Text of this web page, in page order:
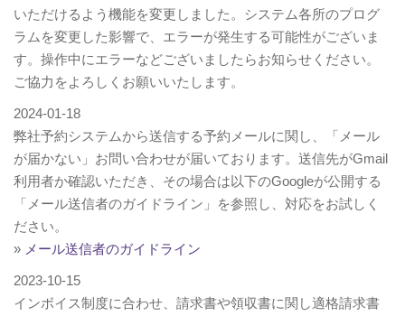
いただけるよう機能を変更しました。システム各所のプログ
ラムを変更した影響で、エラーが発生する可能性がございま
す。操作中にエラーなどございましたらお知らせください。
ご協力をよろしくお願いいたします。
2024-01-18
弊社予約システムから送信する予約メールに関し、「メール
が届かない」お問い合わせが届いております。送信先がGmail
利用者か確認いただき、その場合は以下のGoogleが公開する
「メール送信者のガイドライン」を参照し、対応をお試しく
ださい。
» メール送信者のガイドライン
2023-10-15
インボイス制度に合わせ、請求書や領収書に関し適格請求書